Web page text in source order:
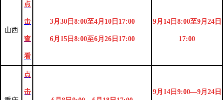
山西
点
击
查
看
3月30日8:00至4月10日17:00
6月15日8:00至6月26日17:00
9月14日8:00至9月24日
17:00
点
击 9月14日9:00—9月24日